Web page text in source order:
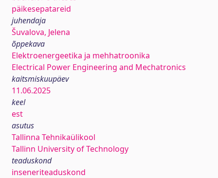
päikesepatareid
juhendaja
Šuvalova, Jelena
õppekava
Elektroenergeetika ja mehhatroonika
Electrical Power Engineering and Mechatronics
kaitsmiskuupäev
11.06.2025
keel
est
asutus
Tallinna Tehnikaülikool
Tallinn University of Technology
teaduskond
inseneriteaduskond